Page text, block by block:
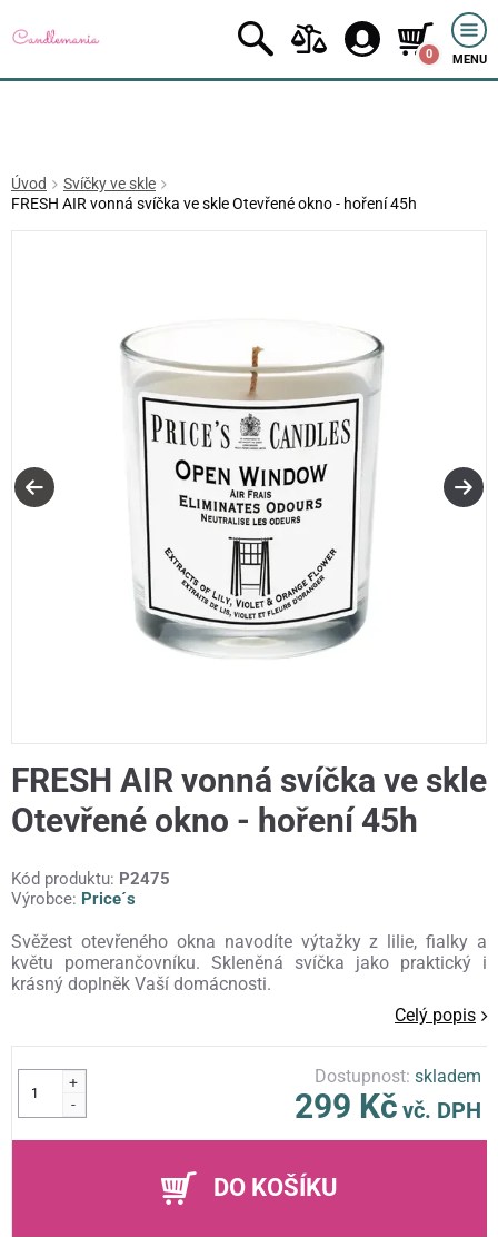
0 MENU
Úvod
Svíčky ve skle
FRESH AIR vonná svíčka ve skle Otevřené okno - hoření 45h
FRESH AIR vonná svíčka ve skle
Otevřené okno - hoření 45h
Kód produktu: P2475
Výrobce: Price´s
Svěžest otevřeného okna navodíte výtažky z lilie, fialky a
květu pomerančovníku. Skleněná svíčka jako praktický i
krásný doplněk Vaší domácnosti.
Celý popis
+
-
Dostupnost:skladem
299 Kč vč. DPH
DO KOŠÍKU